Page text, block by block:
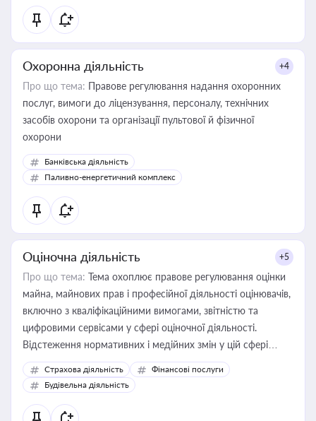
Охоронна діяльність +4
Про що тема: Правове регулювання надання охоронних
послуг, вимоги до ліцензування, персоналу, технічних
засобів охорони та організації пультової й фізичної
охорони
Банківська діяльність
Паливно-енергетичний комплекс
Оціночна діяльність +5
Про що тема: Тема охоплює правове регулювання оцінки
майна, майнових прав і професійної діяльності оцінювачів,
включно з кваліфікаційними вимогами, звітністю та
цифровими сервісами у сфері оціночної діяльності.
Відстеження нормативних і медійних змін у цій сфері
корисне для власника бізнесу, керівника, юриста або
бухгалтера під час оподаткування, приватизації, оренди
державного майна, корпоративних угод і перевірки
статусу суб'єктів оціночної діяльності
Страхова діяльність
Фінансові послуги
Будівельна діяльність